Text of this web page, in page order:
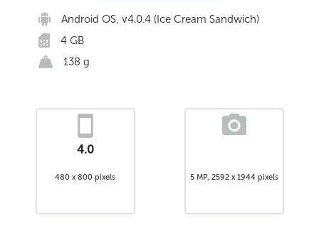
Android OS, v4.0.4 (Ice Cream Sandwich)
4 GB
138 g
4.0
480 x 800 pixels 5 MP, 2592 х 1944 pixels